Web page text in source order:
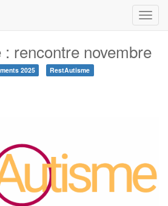
rencontre novembre
2025 RestAutisme